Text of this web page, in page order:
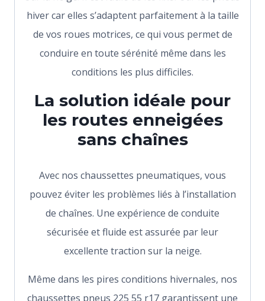
hiver car elles s’adaptent parfaitement à la taille
de vos roues motrices, ce qui vous permet de
conduire en toute sérénité même dans les
conditions les plus difficiles.
La solution idéale pour
les routes enneigées
sans chaînes
Avec nos chaussettes pneumatiques, vous
pouvez éviter les problèmes liés à l’installation
de chaînes. Une expérience de conduite
sécurisée et fluide est assurée par leur
excellente traction sur la neige.
Même dans les pires conditions hivernales, nos
chaussettes pneus 225 55 r17 garantissent une